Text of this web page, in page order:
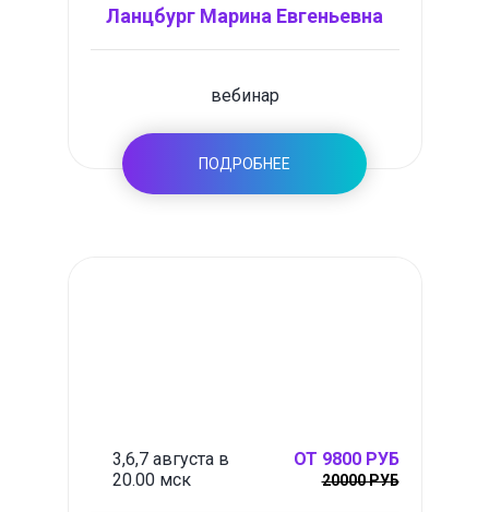
Ланцбург Марина Евгеньевна
вебинар
ПОДРОБНЕЕ
3,6,7 августа в
20.00 мск
ОТ 9800 РУБ
20000 РУБ